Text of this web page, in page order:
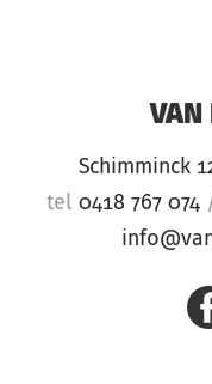
VAN
Schimminck
tel 0418 767 074